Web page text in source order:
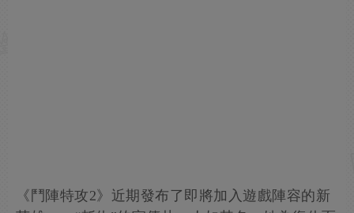
《鬥陣特攻2》近期發布了即將加入遊戲陣容的新